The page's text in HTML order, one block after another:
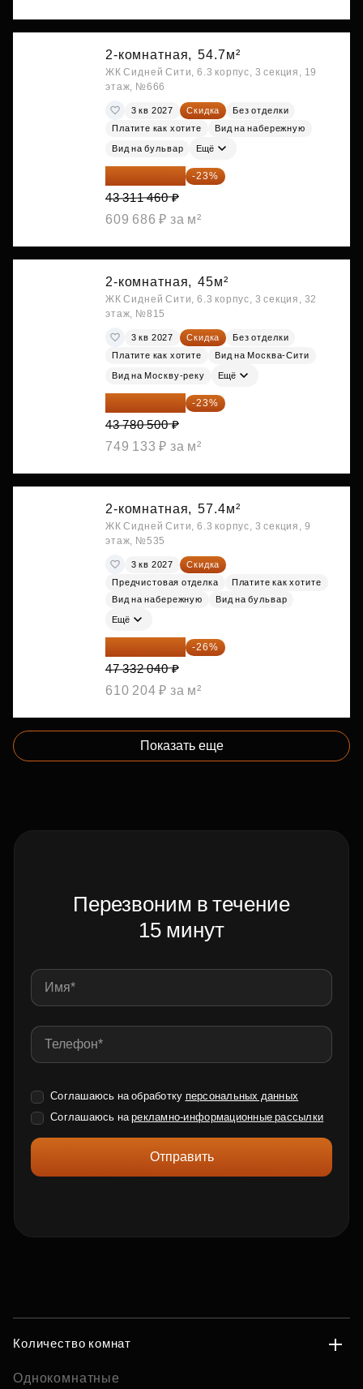
2-комнатная, 54.7м²
ЖК Сидней Сити, 6.3 корпус, 3 секция, 19
этаж, №666
3 кв 2027 Скидка
Без отделки
Платите как хотите
Вид на набережную
Вид на бульвар Ещё
33 349 824 ₽ -23%
43 311 460 ₽
609 686 ₽ за м²
2-комнатная, 45м²
ЖК Сидней Сити, 6.3 корпус, 3 секция, 32
этаж, №815
3 кв 2027 Скидка
Без отделки
Платите как хотите
Вид на Москва-Сити
Вид на Москву-реку Ещё
33 710 985 ₽ -23%
43 780 500 ₽
749 133 ₽ за м²
2-комнатная, 57.4м²
ЖК Сидней Сити, 6.3 корпус, 3 секция, 9
этаж, №535
3 кв 2027
Скидка
Предчистовая отделка
Платите как хотите
Вид на набережную
Вид на бульвар
Ещё
35 025 710 ₽ -26%
47 332 040 ₽
610 204 ₽ за м²
Показать еще
Перезвоним в течение
15 минут
Соглашаюсь на обработку персональных данных
Соглашаюсь нарекламно-информационные рассылки
Отправить
Количество комнат
Однокомнатные